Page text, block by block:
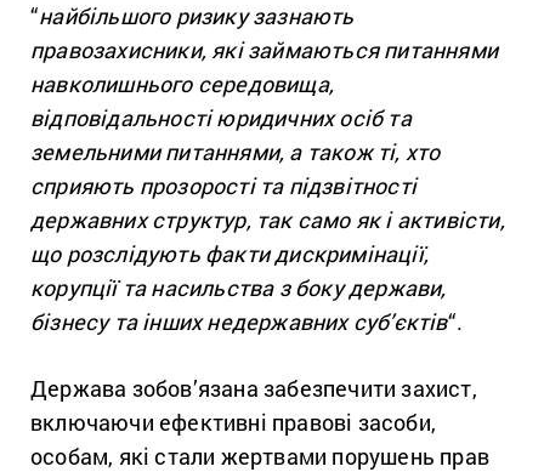
“найбільшого ризику зазнають
правозахисники, які займаються питаннями
навколишнього середовища,
відповідальності юридичних осіб та
земельними питаннями, а також ті, хто
сприяють прозорості та підзвітності
державних структур, так само як і активісти,
що розслідують факти дискримінації,
корупції та насильства з боку держави,
бізнесу та інших недержавних суб’єктів“.
Держава зобов’язана забезпечити захист,
включаючи ефективні правові засоби,
особам, які стали жертвами порушень прав